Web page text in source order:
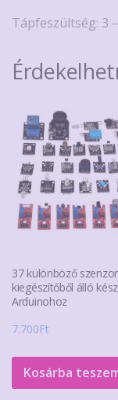
Tápfeszültség: 3
37 különböző
kiegészítőből álló
Arduinohoz
7.700Ft
Kosárba